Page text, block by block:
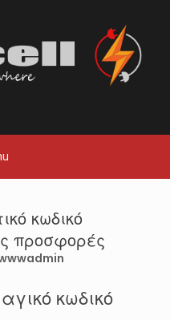
κωδικό
προσφορές
κωδικό